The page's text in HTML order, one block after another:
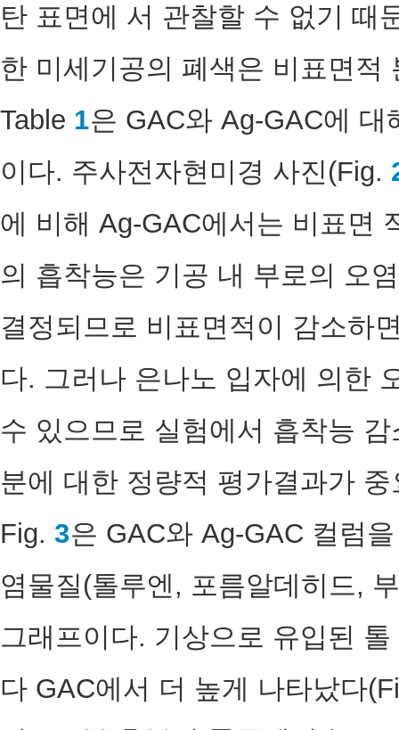
탄 표면에 서 관찰할 수 없기 때
한 미세기공의 폐색은 비표면적
Table 1은 GAC와 Ag-GAC에
이다. 주사전자현미경 사진(Fig.
에 비해 Ag-GAC에서는 비표면
의 흡착능은 기공 내 부로의 오
결정되므로 비표면적이 감소하
다. 그러나 은나노 입자에 의한
수 있으므로 실험에서 흡착능
분에 대한 정량적 평가결과가
Fig. 3은 GAC와 Ag-GAC 컬럼
염물질(톨루엔, 포름알데히드,
그래프이다. 기상으로 유입된
다 GAC에서 더 높게 나타났다